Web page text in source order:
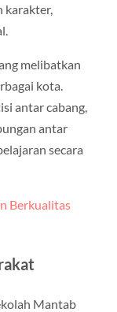
karakter,
melibatkan
kota.
antar cabang,
antar
secara
Berkualitas
Mantab